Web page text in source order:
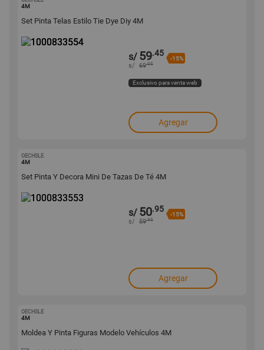
4M
Set Pinta Telas Estilo Tie Dye Diy 4M
s/ 59.45
-15%
s/ 69.95
Exclusivo para venta web
Agregar
OECHSLE
4M
Set Pinta Y Decora Mini De Tazas De Té 4M
s/ 50.95
-15%
s/ 59.95
Agregar
OECHSLE
4M
Moldea Y Pinta Figuras Modelo Vehículos 4M